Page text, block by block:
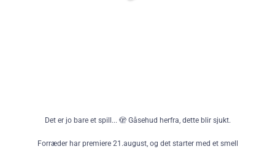
Det er jo bare et spill... 🫣 Gåsehud herfra, dette blir sjukt.
Forræder har premiere 21.august, og det starter med et smell